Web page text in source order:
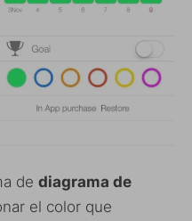
de diagrama de
el color que